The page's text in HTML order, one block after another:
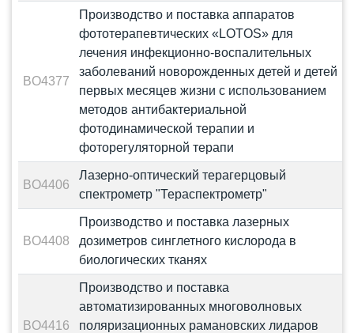
BO4377
Производство и поставка аппаратов
фототерапевтических «LOTOS» для
лечения инфекционно-воспалительных
заболеваний новорожденных детей и детей
первых месяцев жизни с использованием
методов антибактериальной
фотодинамической терапии и
фоторегуляторной терапи
BO4406
Лазерно-оптический терагерцовый
спектрометр "Тераспектрометр"
BO4408
Производство и поставка лазерных
дозиметров синглетного кислорода в
биологических тканях
BO4416
Производство и поставка
автоматизированных многоволновых
поляризационных рамановских лидаров